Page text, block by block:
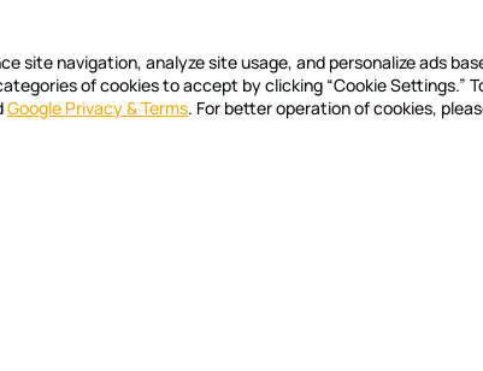
Online Πληρωμή Κοινοχρήστων και
site navigation, analyze site usage, and personalize ads
of cookies to accept by clicking “Cookie Settings.”
Google Privacy & Terms. For better operation of cookies,